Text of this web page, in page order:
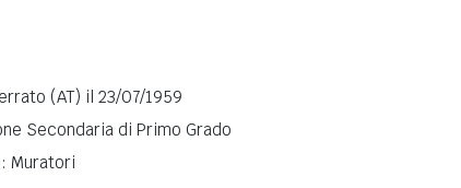
(AT) il 23/07/1959
Secondaria di Primo Grado
Muratori